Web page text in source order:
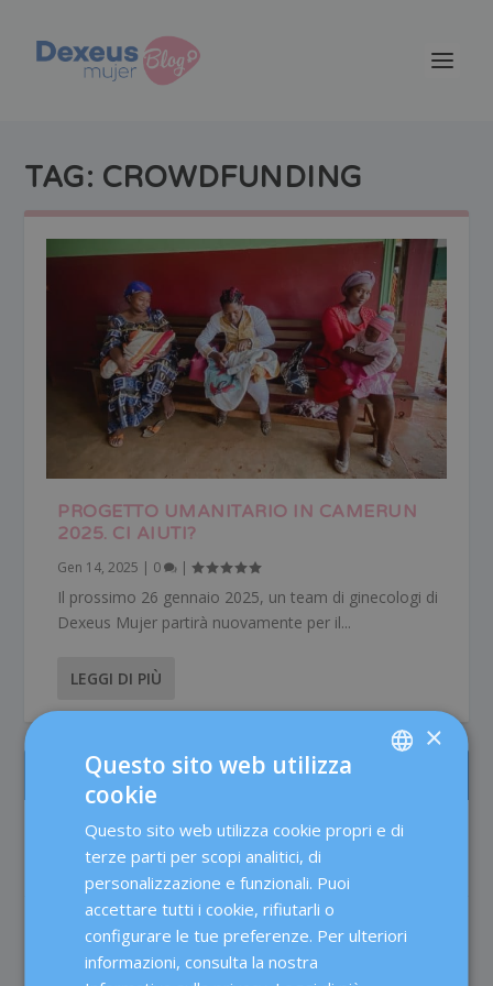
TAG: CROWDFUNDING
PROGETTO UMANITARIO IN CAMERUN
2025. CI AIUTI?
Gen 14, 2025 | 0 |
Il prossimo 26 gennaio 2025, un team di ginecologi di
Dexeus Mujer partirà nuovamente per il...
LEGGI DI PIÙ
IL PIÙ LETTO
L’assistenza alle pazienti di Medicina della
Riproduzione presso Dexeus Mujer
Fertilità
Il testosterone nella fecondazione in vitro:
migliora davvero le probabilità di
gravidanza?
CATALÀ
DEUTSCH
×
Questo sito web utilizza
cookie
Questo sito web utilizza cookie propri e di
terze parti per scopi analitici, di
personalizzazione e funzionali. Puoi
accettare tutti i cookie, rifiutarli o
configurare le tue preferenze. Per ulteriori
informazioni, consulta la nostra